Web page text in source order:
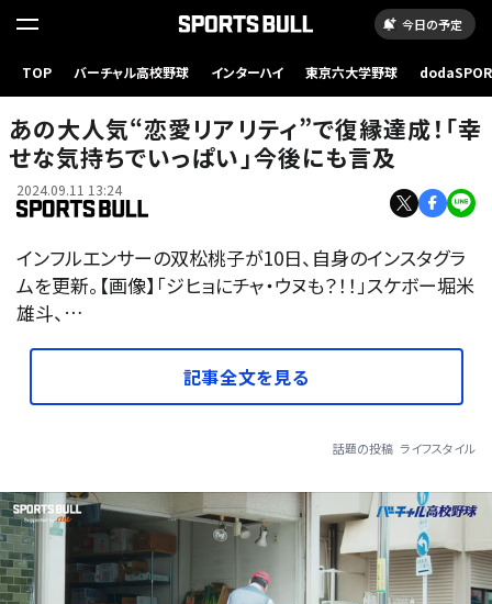
今日の予定
TOP バーチャル高校野球 インターハイ 東京六大学野球
あの大人気“恋愛リアリティ”で復縁達成！「幸
せな気持ちでいっぱい」今後にも言及
2024.09.11 13:24
インフルエンサーの双松桃子が10日、自身のインスタグラ
ムを更新。【画像】「ジヒョにチャ・ウヌも？！！」スケボー堀米
雄斗、…
記事全文を見る
話題の投稿 ライフスタイル